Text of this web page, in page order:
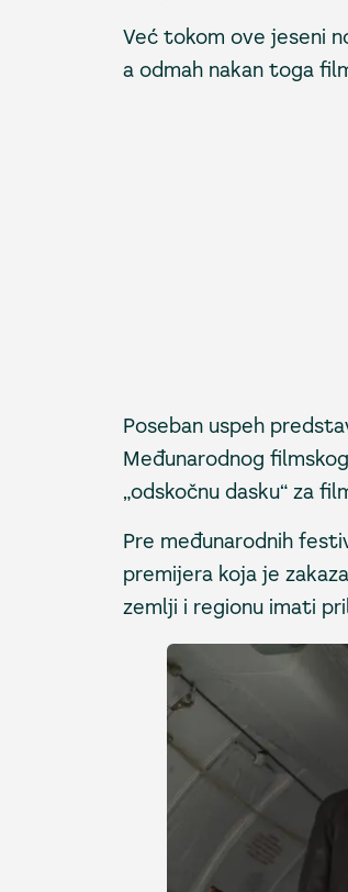
Već tokom ove jeseni
a odmah nakan toga
Poseban uspeh
Međunarodnog
„odskočnu dasku“ za
Pre međunarodnih
premijera koja je
zemlji i regionu imati